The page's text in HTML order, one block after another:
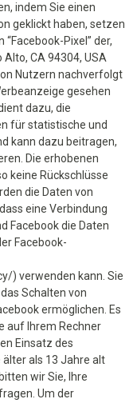
indem Sie einen
geklickt haben, setzen
Pixel” der,
Alto, CA 94304, USA
Nutzern nachverfolgt
gesehen
dazu, die
für statistische und
kann dazu beitragen,
Die erhobenen
keine Rückschlüsse
die Daten von
eine Verbindung
Facebook die Daten
Facebook-
) verwenden kann. Sie
Schalten von
ermöglichen. Es
auf Ihrem Rechner
Einsatz des
älter als 13 Jahre alt
wir Sie, Ihre
Um der